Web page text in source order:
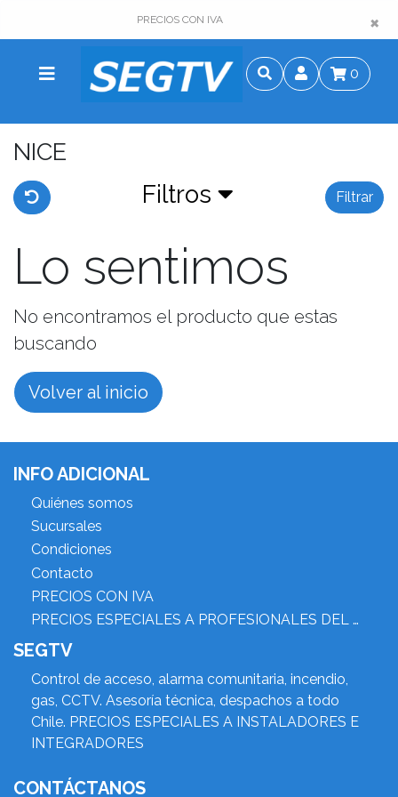
PRECIOS CON IVA ×
×
0
NICE
Filtros Filtrar
Lo sentimos
No encontramos el producto que estas
buscando
Volver al inicio
INFO ADICIONAL
Quiénes somos
Sucursales
Condiciones
Contacto
PRECIOS CON IVA
PRECIOS ESPECIALES A PROFESIONALES DEL RUBRO
SEGTV
Control de acceso, alarma comunitaria, incendio,
gas, CCTV. Asesoría técnica, despachos a todo
Chile. PRECIOS ESPECIALES A INSTALADORES E
INTEGRADORES
CONTÁCTANOS